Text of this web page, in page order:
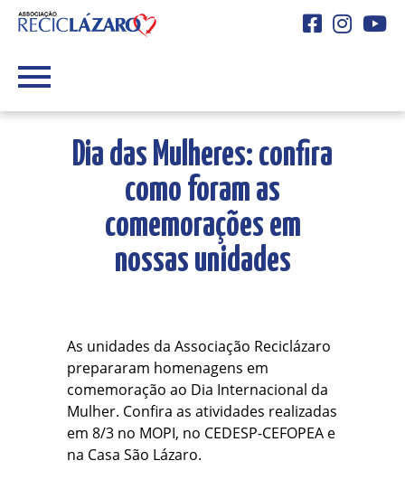
Facebook
Dia das Mulheres: confira
como foram as
comemorações em
nossas unidades
As unidades da Associação Reciclázaro
prepararam homenagens em
comemoração ao Dia Internacional da
Mulher. Confira as atividades realizadas
em 8/3 no MOPI, no CEDESP-CEFOPEA e
na Casa São Lázaro.